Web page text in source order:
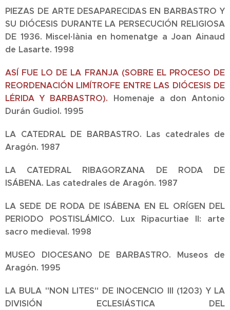
PIEZAS DE ARTE DESAPARECIDAS EN BARBASTRO Y
SU DIÓCESIS DURANTE LA PERSECUCIÓN RELIGIOSA
DE 1936. Miscel·lània en homenatge a Joan Ainaud
de Lasarte. 1998
ASÍ FUE LO DE LA FRANJA (SOBRE EL PROCESO DE
REORDENACIÓN LIMÍTROFE ENTRE LAS DIÓCESIS DE
LÉRIDA Y BARBASTRO).
Homenaje a don Antonio
Durán Gudiol. 1995
LA CATEDRAL DE BARBASTRO. Las catedrales de
Aragón. 1987
LA CATEDRAL RIBAGORZANA DE RODA DE
ISÁBENA. Las catedrales de Aragón. 1987
LA SEDE DE RODA DE ISÁBENA EN EL ORÍGEN DEL
PERIODO POSTISLÁMICO. Lux Ripacurtiae II: arte
sacro medieval. 1998
MUSEO DIOCESANO DE BARBASTRO. Museos de
Aragón. 1995
LA BULA "NON LITES" DE INOCENCIO III (1203) Y LA
DIVISIÓN ECLESIÁSTICA DEL